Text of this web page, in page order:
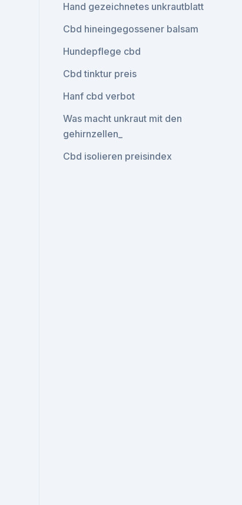
Hand gezeichnetes unkrautblatt
Cbd hineingegossener balsam
Hundepflege cbd
Cbd tinktur preis
Hanf cbd verbot
Was macht unkraut mit den
gehirnzellen_
Cbd isolieren preisindex